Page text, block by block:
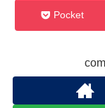
Pocket